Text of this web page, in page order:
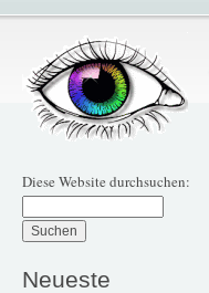
Diese Website durchsuchen:
Neueste